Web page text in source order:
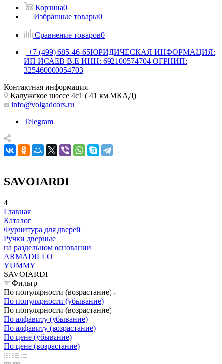
Корзина0
Избранные товары0
Сравнение товаров0
+7 (499) 685-46-65ЮРИДИЧЕСКАЯ ИНФОРМАЦИЯ:
ИП ИСАЕВ В.Е ИНН: 692100574704 ОГРНИП:
325460000054703
Контактная информация
Калужское шоссе 4с1 ( 41 км МКАД)
info@volgadoors.ru
Telegram
SAVOIARDI
4
Главная
Каталог
Фурнитура для дверей
Ручки дверные
на раздельном основании
ARMADILLO
YUMMY
SAVOIARDI
Фильтр
По популярности (возрастание)
По популярности (убывание)
По популярности (возрастание)
По алфавиту (убывание)
По алфавиту (возрастание)
По цене (убывание)
По цене (возрастание)